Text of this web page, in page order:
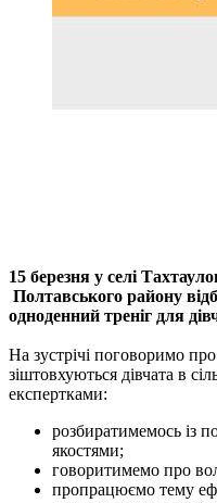
15 березня у селі
Полтавського району
одноденний треніг для
На зустрічі поговоримо
зіштовхуються дівчата в
експертками:
розбиратимемось із
якостями;
говоритимемо про
пропрацюємо тему